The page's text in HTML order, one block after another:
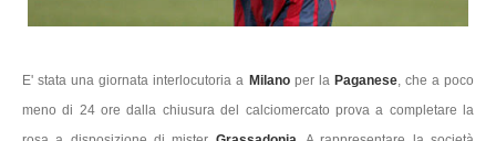
E' stata una giornata interlocutoria a Milano per la Paganese, che a poco
meno di 24 ore dalla chiusura del calciomercato prova a completare la